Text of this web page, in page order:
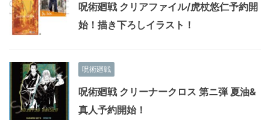
呪術廻戦 クリアファイル/虎杖悠仁予約開
始！描き下ろしイラスト！
呪術廻戦
呪術廻戦 クリーナークロス 第ニ弾 夏油&
真人予約開始！